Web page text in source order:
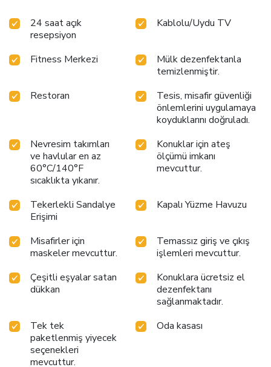
24 saat açık
resepsiyon
Kablolu/Uydu TV
Fitness Merkezi
Mülk dezenfektanla
temizlenmiştir.
Restoran
Tesis, misafir güvenliği
önlemlerini uygulamaya
koyduklarını doğruladı.
Nevresim takımları
ve havlular en az
60°C/140°F
sıcaklıkta yıkanır.
Konuklar için ateş
ölçümü imkanı
mevcuttur.
Tekerlekli Sandalye
Erişimi
Kapalı Yüzme Havuzu
Misafirler için
maskeler mevcuttur.
Temassız giriş ve çıkış
işlemleri mevcuttur.
Çeşitli eşyalar satan
dükkan
Konuklara ücretsiz el
dezenfektanı
sağlanmaktadır.
Tek tek
paketlenmiş yiyecek
seçenekleri
mevcuttur.
Oda kasası